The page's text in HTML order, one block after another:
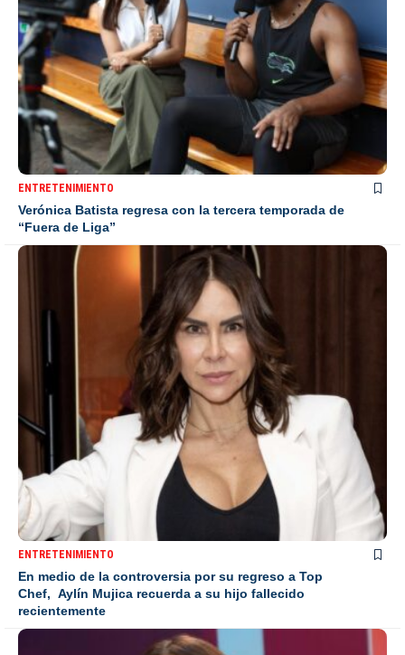
ENTRETENIMIENTO
Verónica Batista regresa con la tercera temporada de
“Fuera de Liga”
ENTRETENIMIENTO
En medio de la controversia por su regreso a Top
Chef, Aylín Mujica recuerda a su hijo fallecido
recientemente